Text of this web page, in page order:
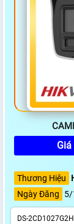
Thương Hiệu
Ngày Đăng
5/
DS-